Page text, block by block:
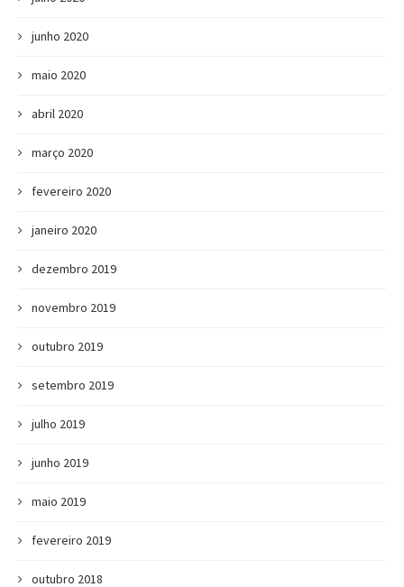
junho 2020
maio 2020
abril 2020
março 2020
fevereiro 2020
janeiro 2020
dezembro 2019
novembro 2019
outubro 2019
setembro 2019
julho 2019
junho 2019
maio 2019
fevereiro 2019
outubro 2018